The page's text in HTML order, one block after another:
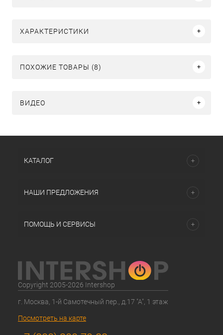
ХАРАКТЕРИСТИКИ
ПОХОЖИЕ ТОВАРЫ (8)
ВИДЕО
КАТАЛОГ
НАШИ ПРЕДЛОЖЕНИЯ
ПОМОЩЬ И СЕРВИСЫ
Copyright 2005-2026 Intershop
г. Москва, 1-й Самотечный пер., д.17 "А", 1 этаж
Посмотреть на карте